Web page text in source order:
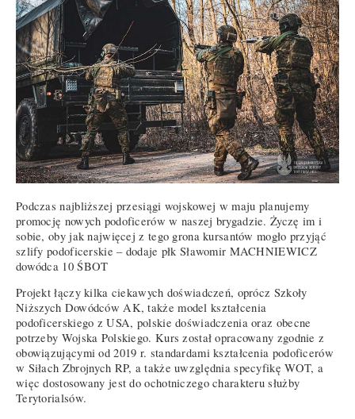
Podczas najbliższej przesiągi wojskowej w maju planujemy
promocję nowych podoficerów w naszej brygadzie. Życzę im i
sobie, oby jak najwięcej z tego grona kursantów mogło przyjąć
szlify podoficerskie – dodaje płk Sławomir MACHNIEWICZ
dowódca 10 ŚBOT
Projekt łączy kilka ciekawych doświadczeń, oprócz Szkoły
Niższych Dowódców AK, także model kształcenia
podoficerskiego z USA, polskie doświadczenia oraz obecne
potrzeby Wojska Polskiego. Kurs został opracowany zgodnie z
obowiązującymi od 2019 r. standardami kształcenia podoficerów
w Siłach Zbrojnych RP, a także uwzględnia specyfikę WOT, a
więc dostosowany jest do ochotniczego charakteru służby
Terytorialsów.